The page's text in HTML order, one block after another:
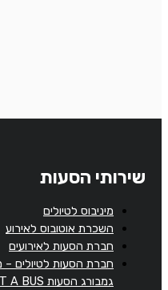
שירותי הסעות
מיניבוס לטיולים
השכרת אוטובוס לאירוע
חברת הסעות לאירועים
חברת הסעות לטיולים –
גמבורג הסעות RENT A BUS ישראל